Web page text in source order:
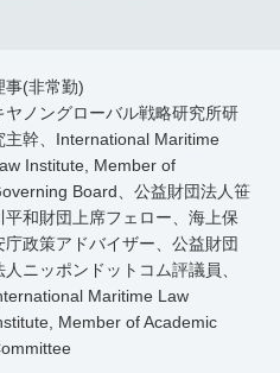
事(非常勤)
ヤノングローバル戦略研究所研
主幹、International Maritime
Institute, Member of
Board、公益財団法人笹
平和財団上席フェロー、海上保
庁政策アドバイザー、公益財団
人ニッポンドットコム評議員、
Maritime Law
Member of Academic